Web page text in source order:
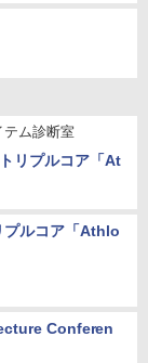
テム診断室
リプルコア「At
ルコア「Athlo
Conferen